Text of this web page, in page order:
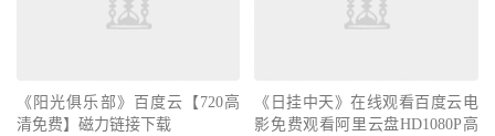
《阳光俱乐部》百度云【720高
清免费】磁力链接下载
《日挂中天》在线观看百度云电
影免费观看阿里云盘HD1080P高